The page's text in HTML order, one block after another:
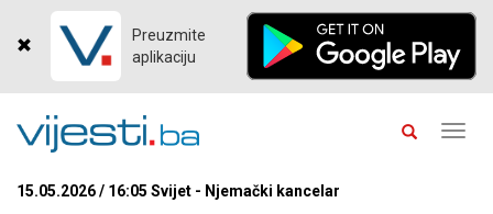
Preuzmite
aplikaciju
15.05.2026 / 16:05 Svijet - Njemački kancelar